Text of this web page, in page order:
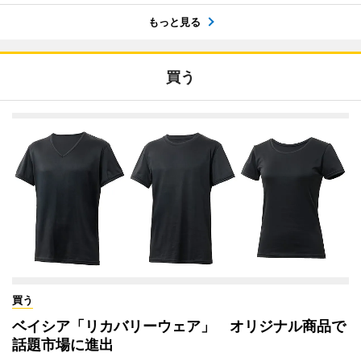
もっと見る
買う
買う
ベイシア「リカバリーウェア」 オリジナル商品で
話題市場に進出